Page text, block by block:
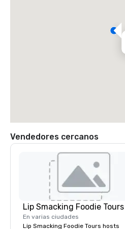
Vendedores cercanos
Lip Smacking Foodie Tours
En varias ciudades
Lip Smacking Foodie Tours hosts